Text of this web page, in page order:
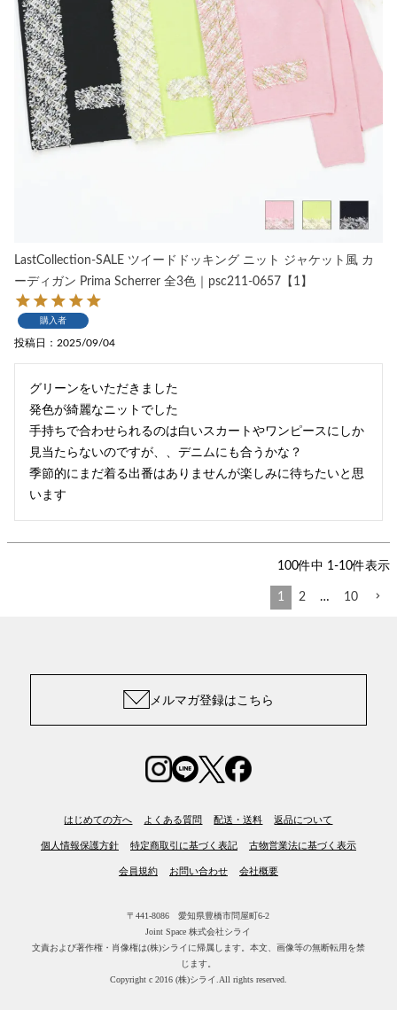
LastCollection-SALE ツイードドッキング ニット ジャケット風 カ
ーディガン Prima Scherrer 全3色｜psc211-0657【1】
購入者
投稿日 2025/09/04
グリーンをいただきました
発色が綺麗なニットでした
手持ちで合わせられるのは白いスカートやワンピースにしか
見当たらないのですが、、デニムにも合うかな？
季節的にまだ着る出番はありませんが楽しみに待ちたいと思
います
100件中 1-10件表示
1 2 … 10
メルマガ登録はこちら
はじめての方へ よくある質問 配送・送料 返品について
個人情報保護方針 特定商取引に基づく表記 古物営業法に基づく表示
会員規約 お問い合わせ 会社概要
〒441-8086 愛知県豊橋市問屋町6-2
Joint Space 株式会社シライ
文責および著作権・肖像権は(株)シライに帰属します。 本文、画像等の無断転用を禁
じます。
Copyright c 2016 (株)シライ.All rights reserved.